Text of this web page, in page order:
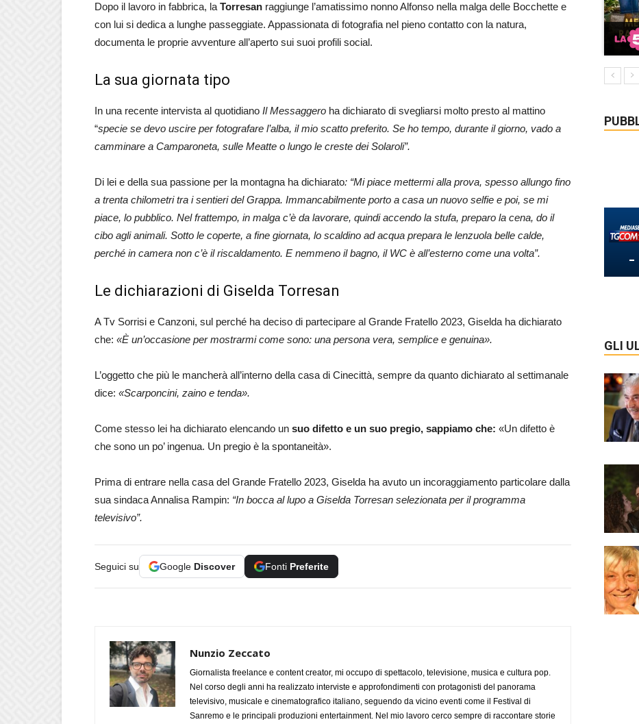
Dopo il lavoro in fabbrica, la Torresan raggiunge l’amatissimo nonno Alfonso nella malga delle Bocchette e
con lui si dedica a lunghe passeggiate. Appassionata di fotografia nel pieno contatto con la natura,
documenta le proprie avventure all’aperto sui suoi profili social.
La sua giornata tipo
In una recente intervista al quotidiano Il Messaggero ha dichiarato di svegliarsi molto presto al mattino
“specie se devo uscire per fotografare l’alba, il mio scatto preferito. Se ho tempo, durante il giorno, vado a
camminare a Camparoneta, sulle Meatte o lungo le creste dei Solaroli”.
Di lei e della sua passione per la montagna ha dichiarato: “Mi piace mettermi alla prova, spesso allungo fino
a trenta chilometri tra i sentieri del Grappa. Immancabilmente porto a casa un nuovo selfie e poi, se mi
piace, lo pubblico. Nel frattempo, in malga c’è da lavorare, quindi accendo la stufa, preparo la cena, do il
cibo agli animali. Sotto le coperte, a fine giornata, lo scaldino ad acqua prepara le lenzuola belle calde,
perché in camera non c’è il riscaldamento. E nemmeno il bagno, il WC è all’esterno come una volta”.
Le dichiarazioni di Giselda Torresan
A Tv Sorrisi e Canzoni, sul perché ha deciso di partecipare al Grande Fratello 2023, Giselda ha dichiarato
che: «È un’occasione per mostrarmi come sono: una persona vera, semplice e genuina».
L’oggetto che più le mancherà all’interno della casa di Cinecittà, sempre da quanto dichiarato al settimanale
dice: «Scarponcini, zaino e tenda».
Come stesso lei ha dichiarato elencando un suo difetto e un suo pregio, sappiamo che: «Un difetto è
che sono un po’ ingenua. Un pregio è la spontaneità».
Prima di entrare nella casa del Grande Fratello 2023, Giselda ha avuto un incoraggiamento particolare dalla
sua sindaca Annalisa Rampin: “In bocca al lupo a Giselda Torresan selezionata per il programma
televisivo”.
Seguici su Google Discover Fonti Preferite
Nunzio Zeccato
Giornalista freelance e content creator, mi occupo di spettacolo, televisione, musica e cultura pop.
Nel corso degli anni ha realizzato interviste e approfondimenti con protagonisti del panorama
televisivo, musicale e cinematografico italiano, seguendo da vicino eventi come il Festival di
Sanremo e le principali produzioni entertainment. Nel mio lavoro cerco sempre di raccontare storie
-
GLI